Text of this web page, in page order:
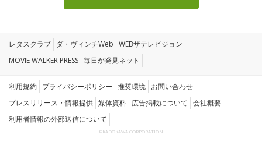
レタスクラブ ダ・ヴィンチWeb WEBザテレビジョン
MOVIE WALKER PRESS 毎日が発見ネット
利用規約 プライバシーポリシー 推奨環境 お問い合わせ
プレスリリース・情報提供 媒体資料 広告掲載について 会社概要
利用者情報の外部送信について
©KADOKAWA CORPORATION